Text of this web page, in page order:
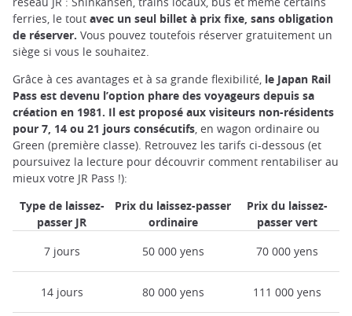
ferries, le tout avec un seul billet à prix fixe, sans obligation
de réserver. Vous pouvez toutefois réserver gratuitement un
siège si vous le souhaitez.
Grâce à ces avantages et à sa grande flexibilité, le Japan Rail
Pass est devenu l’option phare des voyageurs depuis sa
création en 1981. Il est proposé aux visiteurs non-résidents
pour 7, 14 ou 21 jours consécutifs, en wagon ordinaire ou
Green (première classe). Retrouvez les tarifs ci-dessous (et
poursuivez la lecture pour découvrir comment rentabiliser au
mieux votre JR Pass !):
Type de laissez-
passer JR
Prix du laissez-passer
ordinaire
Prix du laissez-
passer vert
7 jours
50 000 yens 70 000 yens
14 jours 80 000 yens 111 000 yens